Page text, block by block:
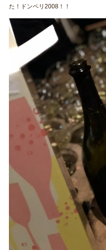
た！ドンペリ2008！！